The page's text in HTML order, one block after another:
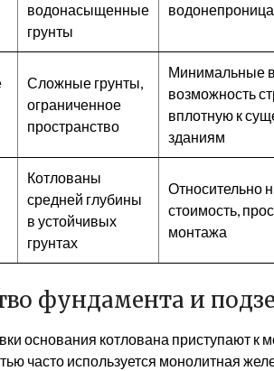
водонасыщенные
грунты
Сложные грунты,
ограниченное
пространство
Минимальные
возможность
вплотную к
зданиям
Котлованы
средней глубины
в устойчивых
грунтах
Относительно
стоимость,
монтажа
фундамента и
основания котлована приступают к
часто используется монолитная